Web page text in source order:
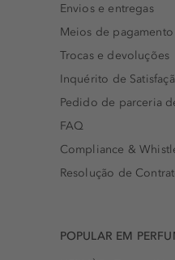
Envios e entregas
Meios de pagamento
Trocas e devoluções
Inquérito de
Pedido de parceria
FAQ
Compliance &
Resolução de
POPULAR EM